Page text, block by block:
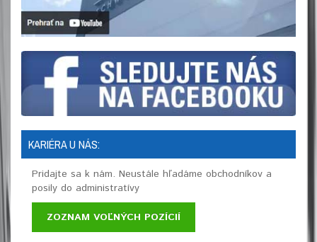
KARIÉRA U NÁS:
Pridajte sa k nám. Neustále hľadáme obchodníkov a
posily do administratívy
ZOZNAM VOĽNÝCH POZÍCIÍ